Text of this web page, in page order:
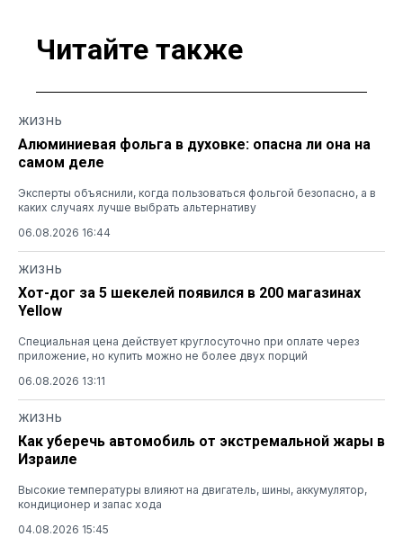
Читайте также
ЖИЗНЬ
Алюминиевая фольга в духовке: опасна ли она на
самом деле
Эксперты объяснили, когда пользоваться фольгой безопасно, а в
каких случаях лучше выбрать альтернативу
06.08.2026 16:44
ЖИЗНЬ
Хот-дог за 5 шекелей появился в 200 магазинах
Yellow
Специальная цена действует круглосуточно при оплате через
приложение, но купить можно не более двух порций
06.08.2026 13:11
ЖИЗНЬ
Как уберечь автомобиль от экстремальной жары в
Израиле
Высокие температуры влияют на двигатель, шины, аккумулятор,
кондиционер и запас хода
04.08.2026 15:45